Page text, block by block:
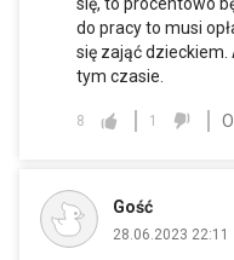
do pracy to musi
się zająć
tym czasie.
8 1
Gość
28.06.2023 22:11